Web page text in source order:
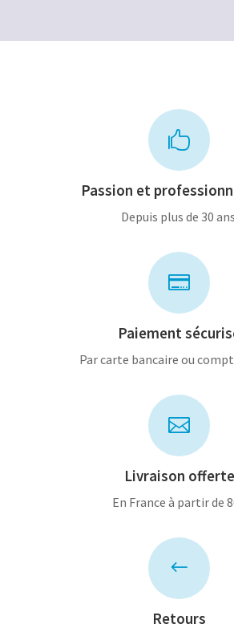

Passion et
Depuis plus de 30 ans

Paiement
Par carte bancaire ou

Livraison offerte
En France à partir de
#
Retours